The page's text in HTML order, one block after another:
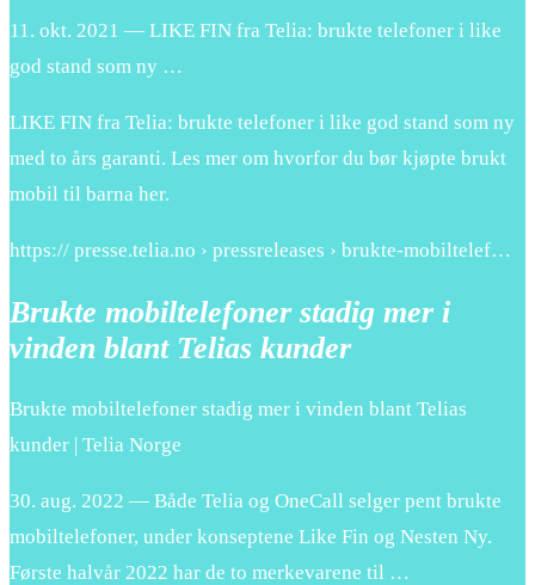
11. okt. 2021 — LIKE FIN fra Telia: brukte telefoner i like
god stand som ny …
LIKE FIN fra Telia: brukte telefoner i like god stand som ny
med to års garanti. Les mer om hvorfor du bør kjøpte brukt
mobil til barna her.
https:// presse.telia.no › pressreleases › brukte-mobiltelef…
Brukte mobiltelefoner stadig mer i
vinden blant Telias kunder
Brukte mobiltelefoner stadig mer i vinden blant Telias
kunder | Telia Norge
30. aug. 2022 — Både Telia og OneCall selger pent brukte
mobiltelefoner, under konseptene Like Fin og Nesten Ny.
Første halvår 2022 har de to merkevarene til …